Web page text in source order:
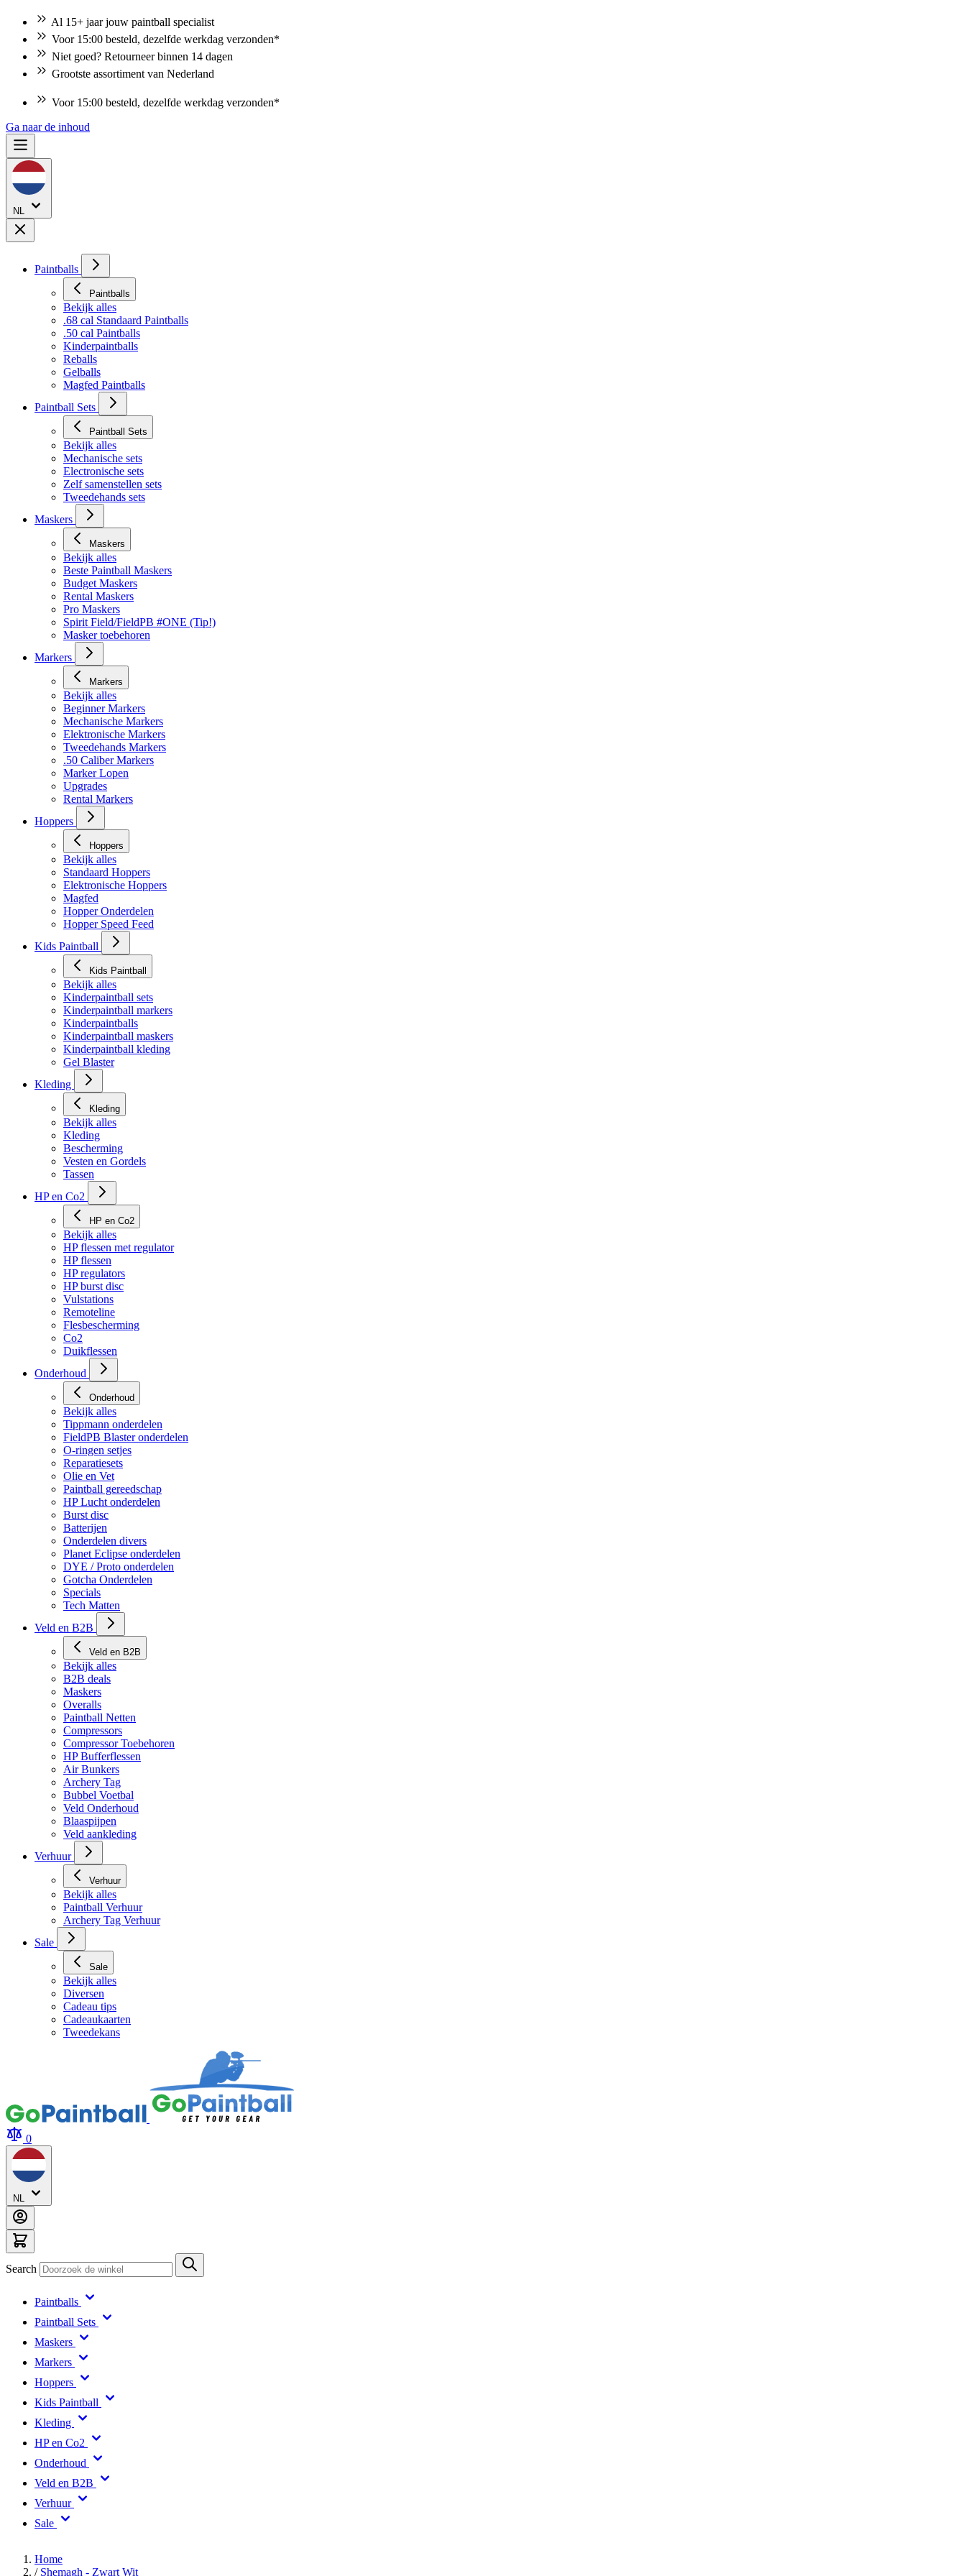
Al 15+ jaar jouw paintball specialist
Voor 15:00 besteld, dezelfde werkdag verzonden*
Niet goed? Retourneer binnen 14 dagen
Grootste assortiment van Nederland
Voor 15:00 besteld, dezelfde werkdag verzonden*
Ga naar de inhoud
NL
Paintballs
Paintballs
Bekijk alles
.68 cal Standaard Paintballs
.50 cal Paintballs
Kinderpaintballs
Reballs
Gelballs
Magfed Paintballs
Paintball Sets
Paintball Sets
Bekijk alles
Mechanische sets
Electronische sets
Zelf samenstellen sets
Tweedehands sets
Maskers
Maskers
Bekijk alles
Beste Paintball Maskers
Budget Maskers
Rental Maskers
Pro Maskers
Spirit Field/FieldPB #ONE (Tip!)
Masker toebehoren
Markers
Markers
Bekijk alles
Beginner Markers
Mechanische Markers
Elektronische Markers
Tweedehands Markers
.50 Caliber Markers
Marker Lopen
Upgrades
Rental Markers
Hoppers
Hoppers
Bekijk alles
Standaard Hoppers
Elektronische Hoppers
Magfed
Hopper Onderdelen
Hopper Speed Feed
Kids Paintball
Kids Paintball
Bekijk alles
Kinderpaintball sets
Kinderpaintball markers
Kinderpaintballs
Kinderpaintball maskers
Kinderpaintball kleding
Gel Blaster
Kleding
Kleding
Bekijk alles
Kleding
Bescherming
Vesten en Gordels
Tassen
HP en Co2
HP en Co2
Bekijk alles
HP flessen met regulator
HP flessen
HP regulators
HP burst disc
Vulstations
Remoteline
Flesbescherming
Co2
Duikflessen
Onderhoud
Onderhoud
Bekijk alles
Tippmann onderdelen
FieldPB Blaster onderdelen
O-ringen setjes
Reparatiesets
Olie en Vet
Paintball gereedschap
HP Lucht onderdelen
Burst disc
Batterijen
Onderdelen divers
Planet Eclipse onderdelen
DYE / Proto onderdelen
Gotcha Onderdelen
Specials
Tech Matten
Veld en B2B
Veld en B2B
Bekijk alles
B2B deals
Maskers
Overalls
Paintball Netten
Compressors
Compressor Toebehoren
HP Bufferflessen
Air Bunkers
Archery Tag
Bubbel Voetbal
Veld Onderhoud
Blaaspijpen
Veld aankleding
Verhuur
Verhuur
Bekijk alles
Paintball Verhuur
Archery Tag Verhuur
Sale
Sale
Bekijk alles
Diversen
Cadeau tips
Cadeaukaarten
Tweedekans
0
NL
Search
Paintballs
Paintball Sets
Maskers
Markers
Hoppers
Kids Paintball
Kleding
HP en Co2
Onderhoud
Veld en B2B
Verhuur
Sale
Home
/ Shemagh - Zwart Wit